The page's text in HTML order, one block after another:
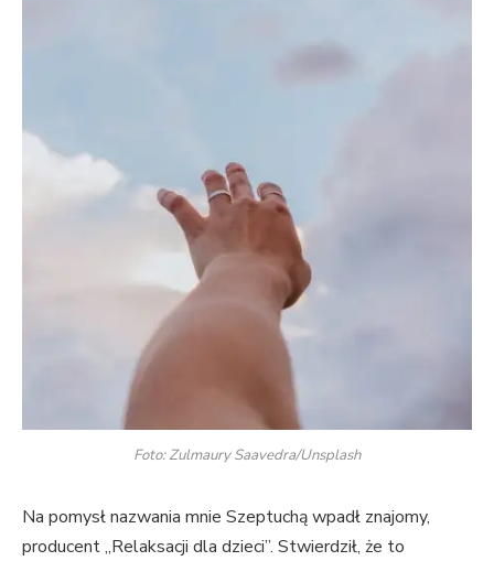
Foto: Zulmaury Saavedra/Unsplash
Na pomysł nazwania mnie Szeptuchą wpadł znajomy,
producent „Relaksacji dla dzieci”. Stwierdził, że to